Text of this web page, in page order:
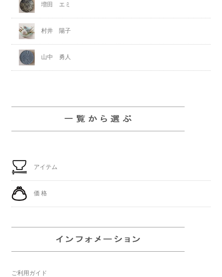
増田 エミ
村井 陽子
山中 勇人
アイテム
価 格
ご利用ガイド